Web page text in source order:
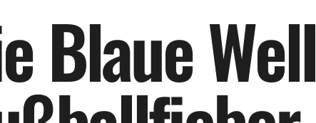
eBlaueWell